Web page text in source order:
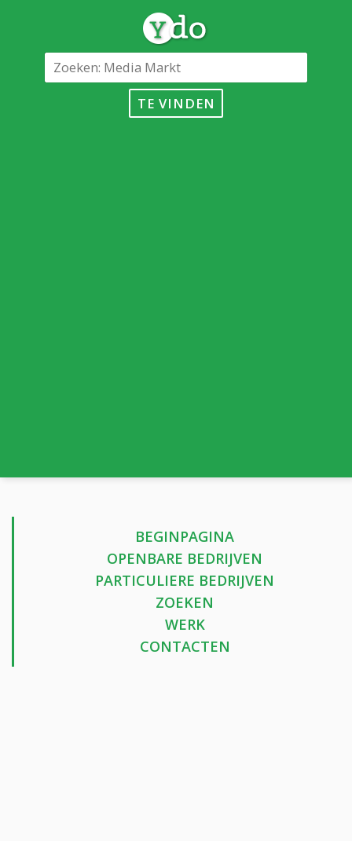
TE VINDEN
BEGINPAGINA
OPENBARE BEDRIJVEN
PARTICULIERE BEDRIJVEN
ZOEKEN
WERK
CONTACTEN